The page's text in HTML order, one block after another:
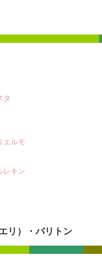
タ
エルモ
レキン
リ）・バリトン